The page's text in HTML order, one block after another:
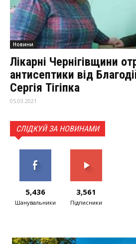
Новини
Лікарні Чернігівщини
антисептики від
Сергія Тігіпка
05.03.2021
СЛІДКУЙ ЗА НОВИНАМИ
5,436
Шанувальники
3,561
Підписники